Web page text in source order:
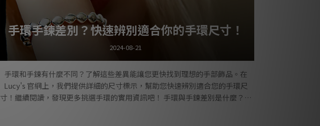
手環手鍊差別？快速辨別適合你的手環尺寸！
2024-08-21
手環和手鍊有什麼不同？了解這些差異能讓您更快找到理想的手部飾品。在
Lucy's 官網上，我們提供詳細的尺寸標示，幫助您快速辨別適合您的手環尺
寸！繼續閱讀，發現更多挑選手環的實用資訊吧！ 手環與手鍊差別是什麼？手